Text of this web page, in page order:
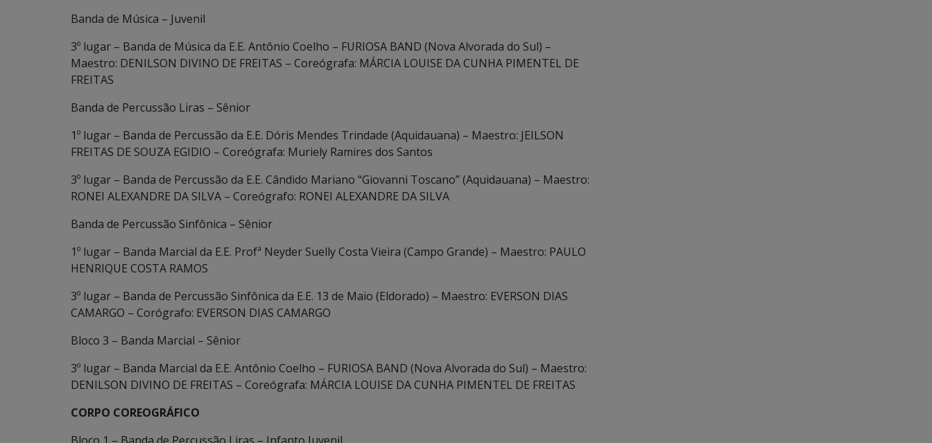
Banda de Música – Juvenil
3º lugar – Banda de Música da E.E. Antônio Coelho – FURIOSA BAND (Nova Alvorada do Sul) –
Maestro: DENILSON DIVINO DE FREITAS – Coreógrafa: MÁRCIA LOUISE DA CUNHA PIMENTEL DE
FREITAS
Banda de Percussão Liras – Sênior
1º lugar – Banda de Percussão da E.E. Dóris Mendes Trindade (Aquidauana) – Maestro: JEILSON
FREITAS DE SOUZA EGIDIO – Coreógrafa: Muriely Ramires dos Santos
3º lugar – Banda de Percussão da E.E. Cândido Mariano “Giovanni Toscano” (Aquidauana) – Maestro:
RONEI ALEXANDRE DA SILVA – Coreógrafo: RONEI ALEXANDRE DA SILVA
Banda de Percussão Sinfônica – Sênior
1º lugar – Banda Marcial da E.E. Profª Neyder Suelly Costa Vieira (Campo Grande) – Maestro: PAULO
HENRIQUE COSTA RAMOS
3º lugar – Banda de Percussão Sinfônica da E.E. 13 de Maio (Eldorado) – Maestro: EVERSON DIAS
CAMARGO – Corógrafo: EVERSON DIAS CAMARGO
Bloco 3 – Banda Marcial – Sênior
3º lugar – Banda Marcial da E.E. Antônio Coelho – FURIOSA BAND (Nova Alvorada do Sul) – Maestro:
DENILSON DIVINO DE FREITAS – Coreógrafa: MÁRCIA LOUISE DA CUNHA PIMENTEL DE FREITAS
CORPO COREOGRÁFICO